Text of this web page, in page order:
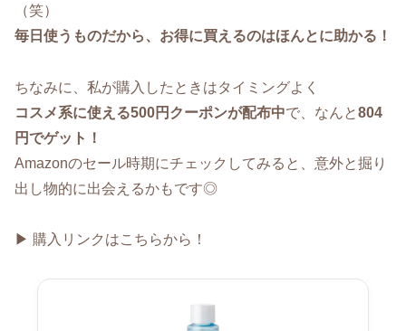
（笑）
毎日使うものだから、お得に買えるのはほんとに助かる！
ちなみに、私が購入したときはタイミングよく
コスメ系に使える500円クーポンが配布中で、なんと804
円でゲット！
Amazonのセール時期にチェックしてみると、意外と掘り
出し物的に出会えるかもです◎
▶ 購入リンクはこちらから！